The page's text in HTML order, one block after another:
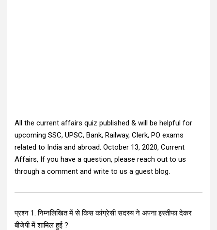
All the current affairs quiz published & will be helpful for
upcoming SSC, UPSC, Bank, Railway, Clerk, PO exams
related to India and abroad. October 13, 2020, Current
Affairs, If you have a question, please reach out to us
through a comment and write to us a guest blog.
प्रश्न 1. निम्नलिखित में से किस कांग्रेसी सदस्य ने अपना इस्तीफा देकर
बीजेपी में शामिल हुई ?